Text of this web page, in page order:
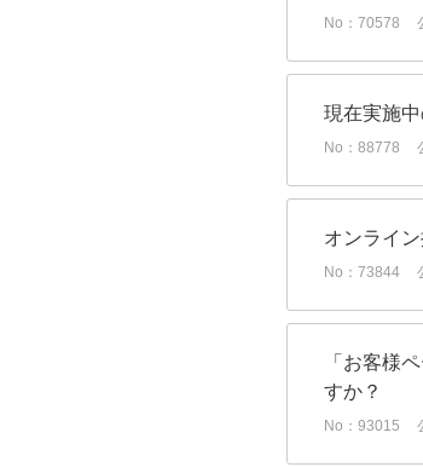
No：70578
現在実施
No：88778
オンライ
No：73844
「お客様
すか？
No：93015